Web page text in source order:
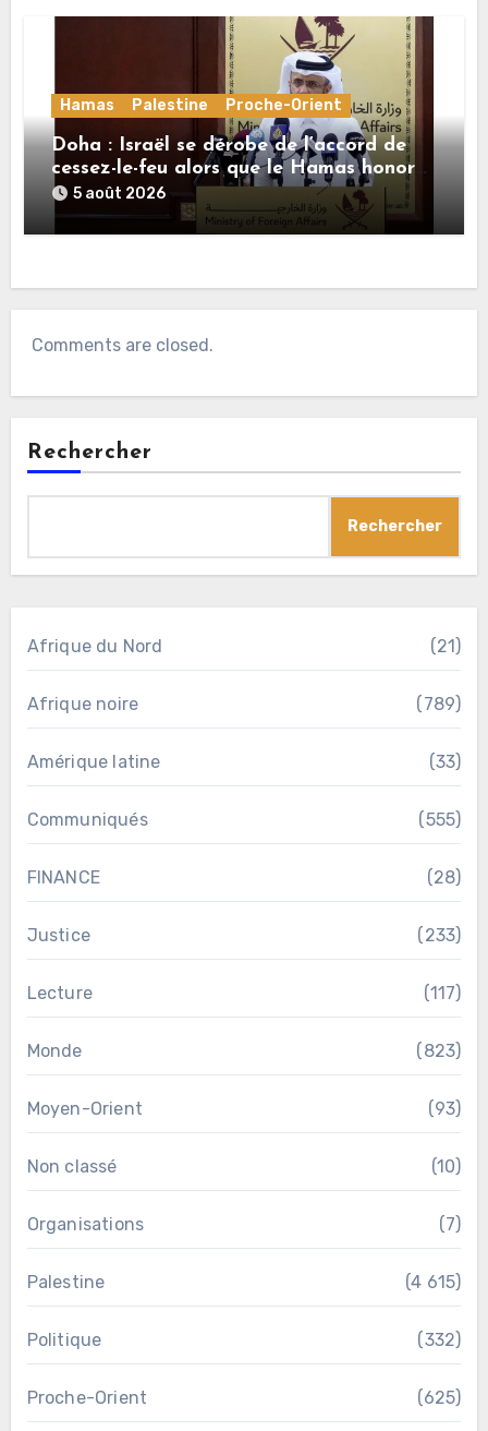
Hamas Palestine Proche-Orient
Doha : Israël se dérobe de l’accord de
cessez-le-feu alors que le Hamas honore
ses engagements
5 août 2026
Comments are closed.
Rechercher
Rechercher
Afrique du Nord (21)
Afrique noire (789)
Amérique latine (33)
Communiqués (555)
FINANCE (28)
Justice (233)
Lecture (117)
Monde (823)
Moyen-Orient (93)
Non classé (10)
Organisations (7)
Palestine (4 615)
Politique (332)
Proche-Orient (625)